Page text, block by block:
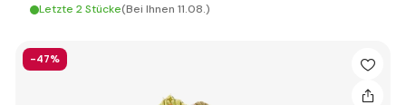
Letzte 2 Stücke(Bei Ihnen 11.08.)
-47%